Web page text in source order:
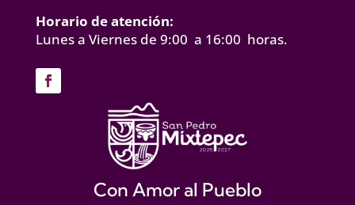
Horario de atención:
Lunes a Viernes de 9:00 a 16:00 horas.
Con Amor al Pueblo